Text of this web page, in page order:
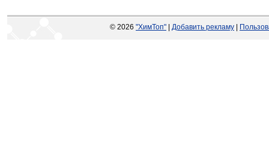
© 2026 "ХимТоп" Добавить рекламу